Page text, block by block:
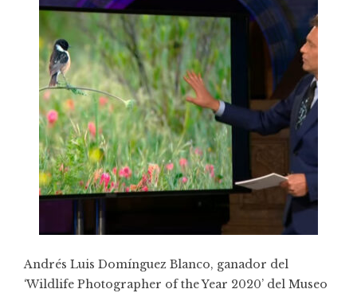
Andrés Luis Domínguez Blanco, ganador del
‘Wildlife Photographer of the Year 2020’ del Museo